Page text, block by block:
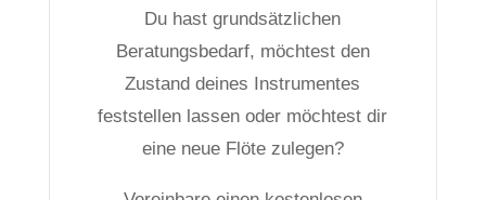
Du hast grundsätzlichen
Beratungsbedarf, möchtest den
Zustand deines Instrumentes
feststellen lassen oder möchtest dir
eine neue Flöte zulegen?